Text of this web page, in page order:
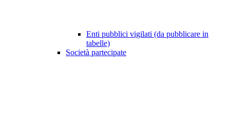
Enti pubblici vigilati (da pubblicare in
tabelle)
Società partecipate